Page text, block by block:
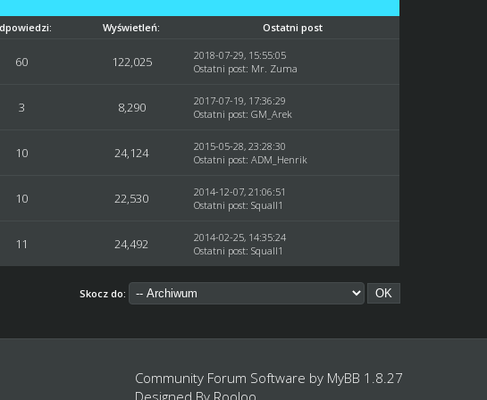
Wyświetleń: Ostatni post
60 122,025
2018-07-29, 15:55:05
Ostatni post: Mr. Zuma
3 8,290
2017-07-19, 17:36:29
Ostatni post:GM_Arek
10 24,124
2015-05-28, 23:28:30
Ostatni post:ADM_Henrik
10 22,530
2014-12-07, 21:06:51
Ostatni post:Squall1
11 24,492
2014-02-25, 14:35:24
Ostatni post:Squall1
Skocz do:
Community Forum Software by MyBB 1.8.27